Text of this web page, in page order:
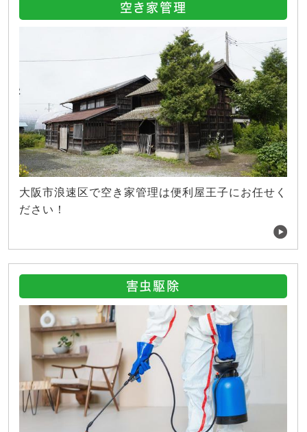
空き家管理
大阪市浪速区で空き家管理は便利屋王子にお任せく
ださい！
害虫駆除